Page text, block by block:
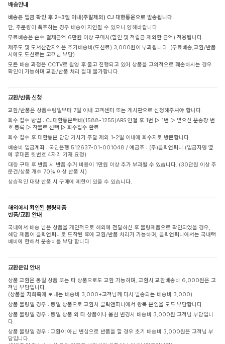
배송안내
배송은 입금 확인 후 2~3일 이내(주말제외) CJ 대한통운으로 발송됩니다.
단, 주문량이 폭주하는 경우 배송이 지연될 수 있으니 양해바랍니다.
무료배송은 순수 결제금액 6만원 이상 구매시(할인 및 적립금 제외한 금액) 적용됩니다.
제주도 및 도서산간지역은 추가배송비(도선료) 3,000원이 부과됩니다. (무료배송,교환/반품
시에도 도선료는 고객님 부담)
모든 배송 과정은 CCTV로 촬영 후 출고 진행되고 있어 상품을 고의적으로 훼손하시는 경우
확인이 가능하며 교환/반품 처리 절대 불가합니다.
교환/반품 신청
교환/반품은 상품수령일부터 7일 이내 고객센터 또는 게시판으로 신청해주셔야 합니다.
회수 접수 방법 : CJ대한통운택배(1588-1255)ARS 연결 후 1번 ▷ 1번 ▷ 받으신 운송장 번
호 등록 ▷ 착불로 선택 ▷ 회수접수 완료
회수 접수 후 대한통운 담당 기사가 주말 제외 1-2일 이내에 회수지로 방문합니다.
배송비 입금계좌 : 국민은행 512637-01-001048 / 예금주 : (주)클릭앤퍼니 (입금자명 옆
에 휴대폰 뒷번호 4자리 기재 요청)
대량 구매 후 반품 시 반품 수거 비용이 1만원 이상 추가 부과될 수 있습니다. (30만원 이상 주
문건/상품 개수 70% 이상 반품 시)
상습적인 대량 반품 시 구매에 제한이 있을 수 있습니다.
해외에서 확인된 불량제품
반품/교환 안내
국내에서 배송 받은 상품을 개인적으로 해외에 전달하신 후 불량제품으로 확인되었을 경우,
해당 제품이 클릭앤퍼니로 도착된 후에 교환/반품 처리가 가능하며, 클릭앤퍼니에서는 국내택
배비에 한해서 운송비를 부담 합니다
교환운임 안내
상품 교환은 동일 상품 또는 타 상품으로도 교환 가능하며, 교환시 교환배송비 6,000원은 고
객님 부담입니다.
(상품을 저희쪽에 보내는 배송비 3,000+고객님께 다시 발송되는 배송비 3,000)
상품 불량일 경우 : 동일 상품으로 교환시 클릭앤퍼니에서 왕복 운임을 모두 부담합니다.
상품 불량일 경우 : 동일 상품 외 타 상품이나 옵션 변경시 배송비 3,000원 고객님 부담입니
다.
상품 불량일 경우 : 교환이 아닌 변심으로 반품을 할 경우 초기 배송비 3,000원은 고객님 부
담입니다.